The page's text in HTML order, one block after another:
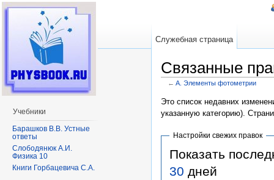
Связанные
← A. Элементы фотометрии
Это список недавних
указанную категорию).
Настройки свежих правок
Показать
30 дней
Служебная страница
Учебники
Барашков В.В. Устные
ответы
Слободянюк А.И.
Физика 10
Книги Горбацевича С.А.